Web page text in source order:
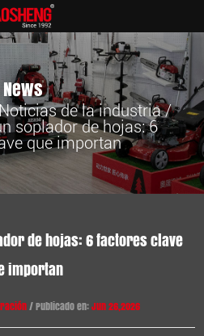
News
de la industria/
soplador de hojas: 6
que importan
de hojas: 6 factores clave
importan
/ Publicado en:Jun 26,2026